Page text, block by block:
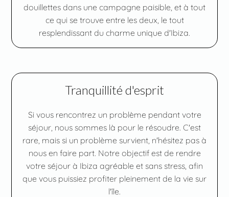
douillettes dans une campagne paisible, et à tout
ce qui se trouve entre les deux, le tout
resplendissant du charme unique d'Ibiza.
Tranquillité d'esprit
Si vous rencontrez un problème pendant votre
séjour, nous sommes là pour le résoudre. C'est
rare, mais si un problème survient, n'hésitez pas à
nous en faire part. Notre objectif est de rendre
votre séjour à Ibiza agréable et sans stress, afin
que vous puissiez profiter pleinement de la vie sur
l'île.